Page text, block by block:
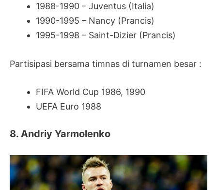
1988-1990 – Juventus (Italia)
1990-1995 – Nancy (Prancis)
1995-1998 – Saint-Dizier (Prancis)
Partisipasi bersama timnas di turnamen besar :
FIFA World Cup 1986, 1990
UEFA Euro 1988
8. Andriy Yarmolenko